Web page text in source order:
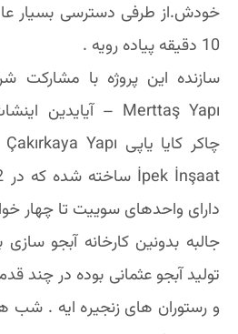
خودش.از طرفی دسترسی بسیار
10 دقیقه پیاده رویه .
سازنده این پروژه با مشارکت
دارای واحدهای سوییت تا چهار
جالبه بدونین کارخانه آبجو سازی
تولید آبجو عثمانی بوده در چند
و رستوران های زنجیره ایه . شب